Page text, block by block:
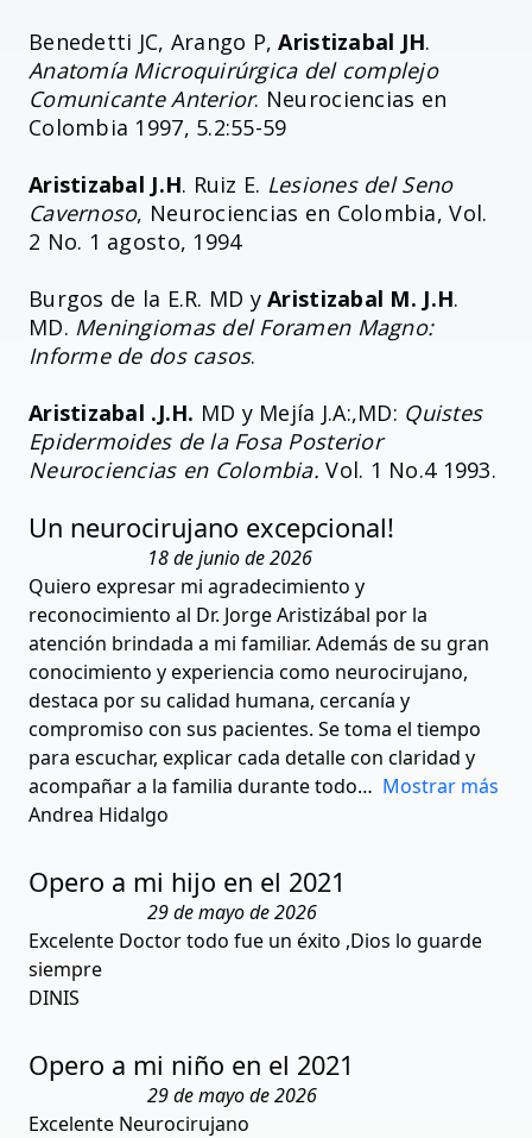
Benedetti JC, Arango P, Aristizabal JH.
Anatomía Microquirúrgica del complejo
Comunicante Anterior. Neurociencias en
Colombia 1997, 5.2:55-59
Aristizabal J.H. Ruiz E. Lesiones del Seno
Cavernoso, Neurociencias en Colombia, Vol.
2 No. 1 agosto, 1994
Burgos de la E.R. MD yAristizabal M. J.H.
MD. Meningiomas del Foramen Magno:
Informe de dos casos.
Aristizabal .J.H. MD y Mejía J.A:,MD: Quistes
Epidermoides de la Fosa Posterior
Neurociencias en Colombia. Vol. 1 No.4 1993.
Un neurocirujano excepcional!
18 de junio de 2026
Quiero expresar mi agradecimiento y
reconocimiento al Dr. Jorge Aristizábal por la
atención brindada a mi familiar. Además de su gran
conocimiento y experiencia como neurocirujano,
destaca por su calidad humana, cercanía y
compromiso con sus pacientes. Se toma el tiempo
para escuchar, explicar cada detalle con claridad y
acompañar a la familia durante todo
Mostrar más
Andrea Hidalgo
Opero a mi hijo en el 2021
29 de mayo de 2026
Excelente Doctor todo fue un éxito ,Dios lo guarde
siempre
DINIS
Opero a mi niño en el 2021
29 de mayo de 2026
Excelente Neurocirujano